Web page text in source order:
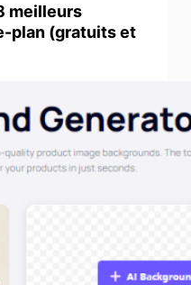
meilleurs
plan (gratuits et